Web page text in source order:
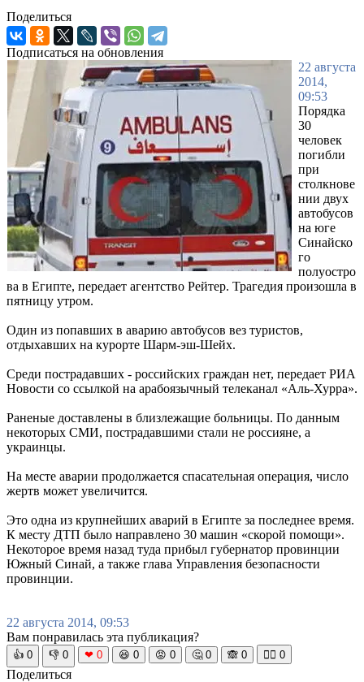
Поделиться
Подписаться на обновления
22 августа
2014,
09:53
Порядка
30
человек
погибли
при
столкнове
нии двух
автобусов
на юге
Синайско
го
полуостро
ва в Египте, передает агентство Рейтер. Трагедия произошла в
пятницу утром.
Один из попавших в аварию автобусов вез туристов,
отдыхавших на курорте Шарм-эш-Шейх.
Среди пострадавших - российских граждан нет, передает РИА
Новости со ссылкой на арабоязычный телеканал «Аль-Хурра».
Раненые доставлены в близлежащие больницы. По данным
некоторых СМИ, пострадавшими стали не россияне, а
украинцы.
На месте аварии продолжается спасательная операция, число
жертв может увеличится.
Это одна из крупнейших аварий в Египте за последнее время.
К месту ДТП было направлено 30 машин «скорой помощи».
Некоторое время назад туда прибыл губернатор провинции
Южный Синай, а также глава Управления безопасности
провинции.
22 августа 2014, 09:53
Вам понравилась эта публикация?
👍 0 👎 0 ❤ 0 😆 0 😡 0 🤔 0 🙈 0 🧘‍♀️ 0
Поделиться